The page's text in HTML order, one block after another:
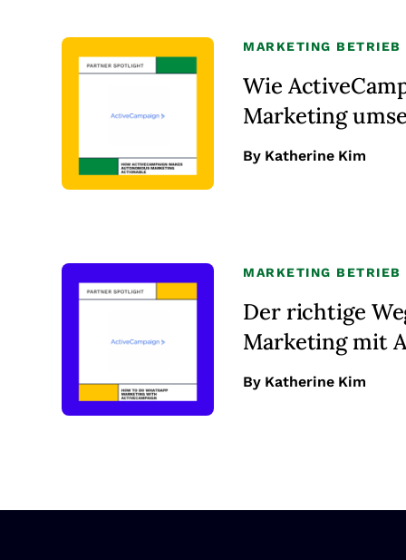
MARKETING BETRIEB
Wie
Marketing
By Katherine Kim
MARKETING BETRIEB
Der richtige
Marketing mit
By Katherine Kim